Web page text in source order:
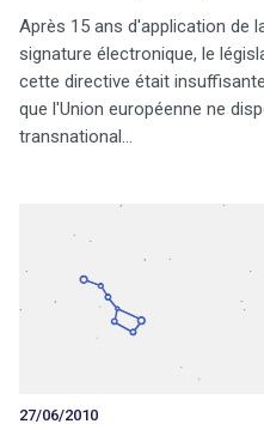
27/06/2010
Après 15 ans d'application de
signature électronique, le
cette directive était
que l'Union européenne ne
transnational…